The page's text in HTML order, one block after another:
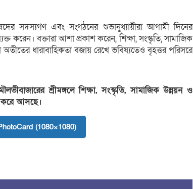
সদস্যগণ এবং সংগঠনের শুভানুধ্যায়ীরা আগামী দিনের
করেন। বক্তারা আশা প্রকাশ করেন, শিক্ষা, সংস্কৃতি, সামাজিক
অতীতের ধারাবাহিকতা বজায় রেখে ভবিষ্যতেও বৃহত্তর পরিসরে
শ্রীমঙ্গলে শিক্ষা, সংস্কৃতি, সামাজিক উন্নয়ন ও
করে আসছে।
(1080×1080)